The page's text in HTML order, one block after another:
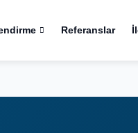
Referanslar